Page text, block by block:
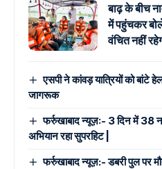
बाढ़ के बीच
में पहुंचकर
वंचित नहीं
एसपी ने कांवड़ यात्रियों को बांटे
जागरूक
फर्रुखाबाद न्यूज़:- 3 दिन में 38
अभियान रहा सुपरहिट |
फर्रुखाबाद न्यूज़:- डबरी पुल पर